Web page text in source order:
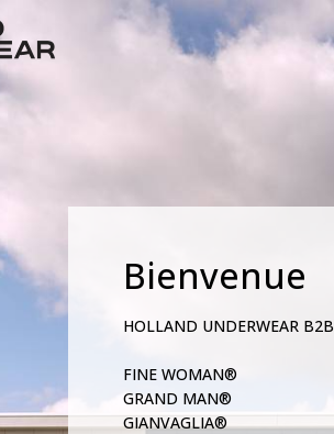
Bienvenue
HOLLAND UNDERWEAR B2B
FINE WOMAN®
GRAND MAN®
GIANVAGLIA®